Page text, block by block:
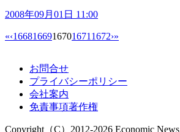
2008年09月01日 11:00
«‹16681669167016711672›»
お問合せ
プライバシーポリシー
会社案内
免責事項著作権
Copyright（C）2012-2026 Economic News